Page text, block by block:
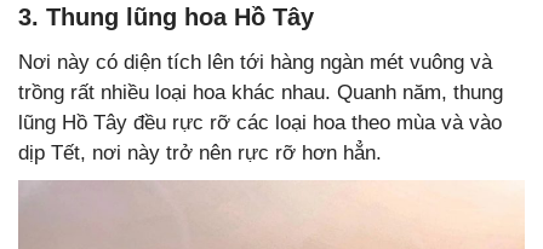
3. Thung lũng hoa Hồ Tây
Nơi này có diện tích lên tới hàng ngàn mét vuông và
trồng rất nhiều loại hoa khác nhau. Quanh năm, thung
lũng Hồ Tây đều rực rỡ các loại hoa theo mùa và vào
dịp Tết, nơi này trở nên rực rỡ hơn hẳn.